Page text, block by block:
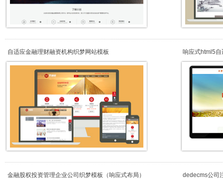
自适应金融理财融资机构织梦网站模板
响应式html5
机）
金融股权投资管理企业公司织梦模板（响应式布局） dedecms公司